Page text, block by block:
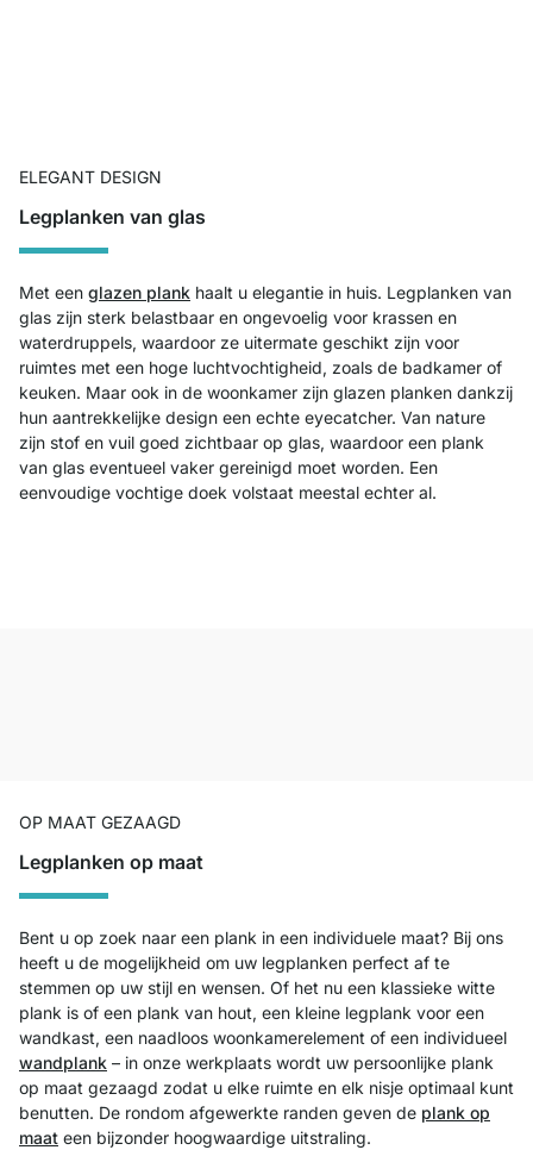
ELEGANT DESIGN
Legplanken van glas
Met een glazen plank haalt u elegantie in huis. Legplanken van
glas zijn sterk belastbaar en ongevoelig voor krassen en
waterdruppels, waardoor ze uitermate geschikt zijn voor
ruimtes met een hoge luchtvochtigheid, zoals de badkamer of
keuken. Maar ook in de woonkamer zijn glazen planken dankzij
hun aantrekkelijke design een echte eyecatcher. Van nature
zijn stof en vuil goed zichtbaar op glas, waardoor een plank
van glas eventueel vaker gereinigd moet worden. Een
eenvoudige vochtige doek volstaat meestal echter al.
OP MAAT GEZAAGD
Legplanken op maat
Bent u op zoek naar een plank in een individuele maat? Bij ons
heeft u de mogelijkheid om uw legplanken perfect af te
stemmen op uw stijl en wensen. Of het nu een klassieke witte
plank is of een plank van hout, een kleine legplank voor een
wandkast, een naadloos woonkamerelement of een individueel
wandplank – in onze werkplaats wordt uw persoonlijke plank
op maat gezaagd zodat u elke ruimte en elk nisje optimaal kunt
benutten. De rondom afgewerkte randen geven de plank op
maat een bijzonder hoogwaardige uitstraling.